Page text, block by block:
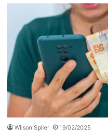
Wilson Spiler 19/02/2025